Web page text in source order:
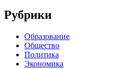
Рубрики
Образование
Общество
Политика
Экономика